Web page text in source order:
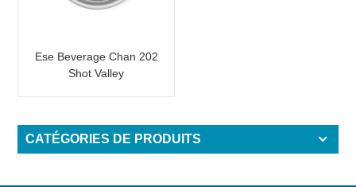
Ese Beverage Chan 202
Shot Valley
CATÉGORIES DE PRODUITS